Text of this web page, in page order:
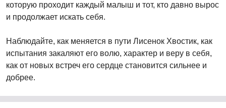
которую проходит каждый малыш и тот, кто давно вырос
и продолжает искать себя.
Наблюдайте, как меняется в пути Лисенок Хвостик, как
испытания закаляют его волю, характер и веру в себя,
как от новых встреч его сердце становится сильнее и
добрее.